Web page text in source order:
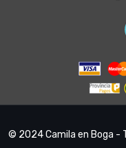
© 2024 Camila en Boga -